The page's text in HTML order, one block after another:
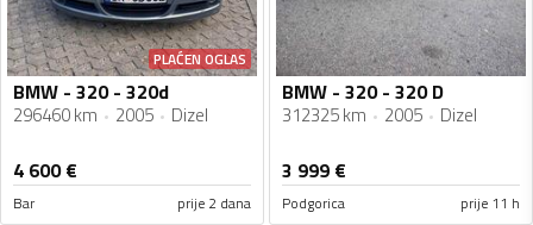
PLAĆEN OGLAS
BMW - 320 - 320d
296460 km 2005 Dizel
4 600€
Bar prije 2 dana
BMW - 320 - 320 D
312325 km 2005 Dizel
3 999 €
Podgorica prije 11 h